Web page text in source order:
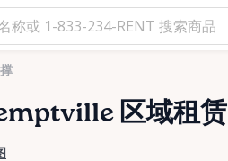
区域租赁